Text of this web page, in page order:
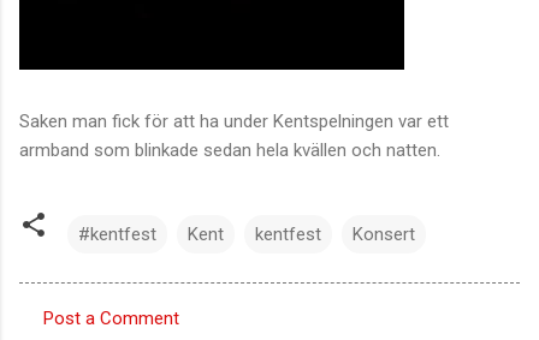
Saken man fick för att ha under Kentspelningen var ett
armband som blinkade sedan hela kvällen och natten.
#kentfest Kent kentfest Konsert
Post a Comment